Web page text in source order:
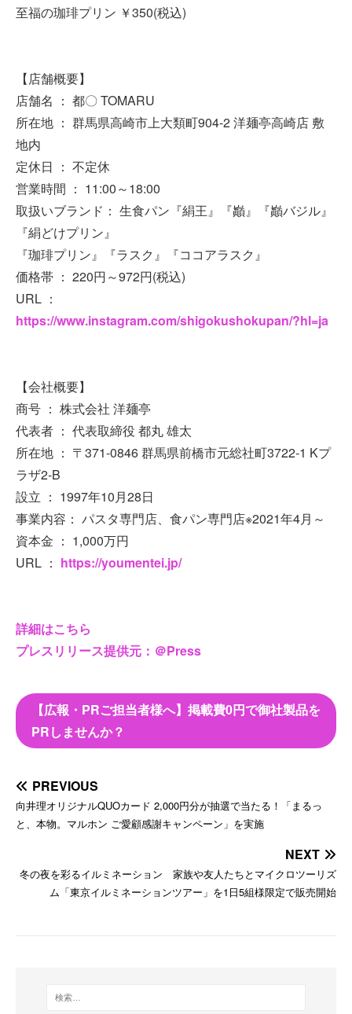
至福の珈琲プリン ￥350(税込)
【店舗概要】
店舗名 ： 都〇 TOMARU
所在地 ： 群馬県高崎市上大類町904-2 洋麺亭高崎店 敷
地内
定休日 ： 不定休
営業時間 ： 11:00～18:00
取扱いブランド： 生食パン『絹王』『巓』『巓バジル』
『絹どけプリン』
『珈琲プリン』『ラスク』『ココアラスク』
価格帯 ： 220円～972円(税込)
URL ：
https://www.instagram.com/shigokushokupan/?hl=ja
【会社概要】
商号 ： 株式会社 洋麺亭
代表者 ： 代表取締役 都丸 雄太
所在地 ： 〒371-0846 群馬県前橋市元総社町3722-1 Kプ
ラザ2-B
設立 ： 1997年10月28日
事業内容： パスタ専門店、食パン専門店※2021年4月～
資本金 ： 1,000万円
URL ： https://youmentei.jp/
詳細はこちら
プレスリリース提供元：＠Press
【広報・PRご担当者様へ】掲載費0円で御社製品を
PRしませんか？
PREVIOUS
向井理オリジナルQUOカード 2,000円分が抽選で当たる！「まるっ
と、本物。マルホン ご愛顧感謝キャンペーン」を実施
NEXT
冬の夜を彩るイルミネーション 家族や友人たちとマイクロツーリズ
ム「東京イルミネーションツアー」を1日5組様限定で販売開始